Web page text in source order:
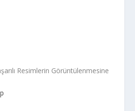
Resimlerin Görüntülenmesine